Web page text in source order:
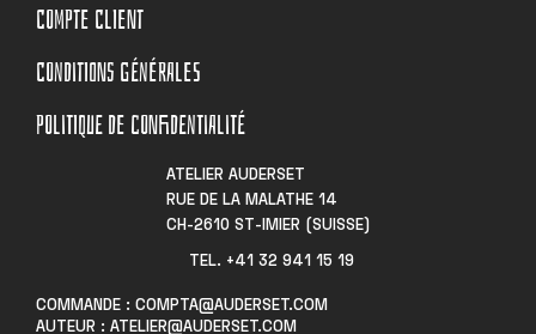
COMPTE CLIENT
CONDITIONS GÉNÉRALES
POLITIQUE DE CONFIDENTIALITÉ
ATELIER AUDERSET
RUE DE LA MALATHE 14
CH-2610 ST-IMIER (SUISSE)
TEL. +41 32 941 15 19​
COMMANDE : COMPTA@AUDERSET.COM
AUTEUR : ATELIER@AUDERSET.COM